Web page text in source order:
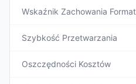
Wskaźnik Zachowania
Szybkość Przetwarzania
Oszczędności Kosztów